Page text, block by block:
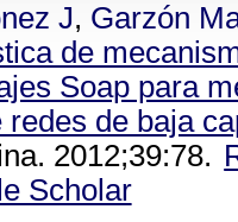
J, Garzón
de
Soap para
redes de baja
2012;39:78.
Scholar